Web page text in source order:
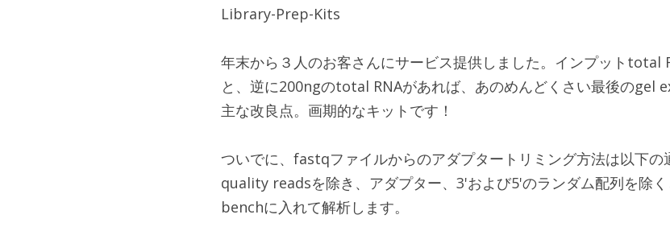
Library-Prep-Kits
年末から３人のお客さんにサービス提供しました。インプットtotal
と、逆に200ngのtotal RNAがあれば、あのめんどくさい最後のgel
主な改良点。画期的なキットです！
ついでに、fastqファイルからのアダプタートリミング方法は以下
quality readsを除き、アダプター、3'および5'のランダム配列を除
benchに入れて解析します。